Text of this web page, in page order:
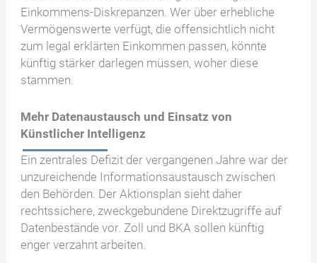
Einkommens-Diskrepanzen. Wer über erhebliche
Vermögenswerte verfügt, die offensichtlich nicht
zum legal erklärten Einkommen passen, könnte
künftig stärker darlegen müssen, woher diese
stammen.
Mehr Datenaustausch und Einsatz von
Künstlicher Intelligenz
Ein zentrales Defizit der vergangenen Jahre war der
unzureichende Informationsaustausch zwischen
den Behörden. Der Aktionsplan sieht daher
rechtssichere, zweckgebundene Direktzugriffe auf
Datenbestände vor. Zoll und BKA sollen künftig
enger verzahnt arbeiten.